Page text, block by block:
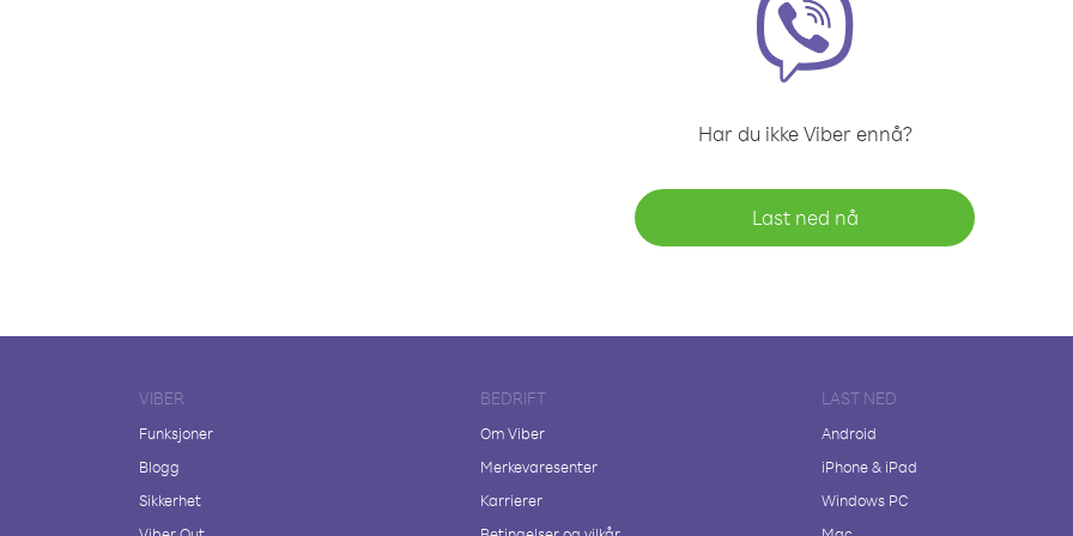
Har du ikke Viber ennå?
Last ned nå
VIBER
Funksjoner
Blogg
Sikkerhet
BEDRIFT
Om Viber
Merkevaresenter
Karrierer
LAST NED
Android
iPhone & iPad
Windows PC